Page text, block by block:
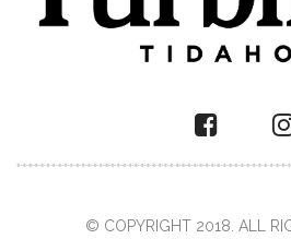
© COPYRIGHT 2018. ALL